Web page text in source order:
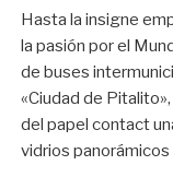
Hasta la insigne
la pasión por el
de buses
«Ciudad de
del papel contact
vidrios